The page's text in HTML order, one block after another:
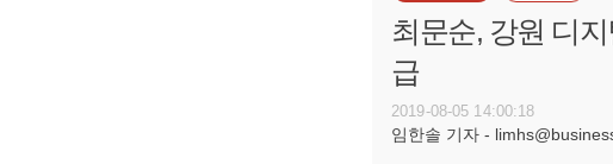
최문순, 강원 디
급
2019-08-05 14:00:18
임한솔 기자 -